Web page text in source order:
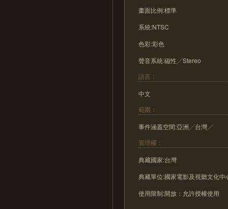
畫面比例:標準
系統:NTSC
色彩:彩色
聲音系統:磁性╱Stereo
語言：
中文
範圍：
事件涵蓋空間:亞洲╱台灣╱
管理權：
典藏國家:台灣
典藏單位:國家電影及視聽文化中
使用限制:開放：允許授權使用